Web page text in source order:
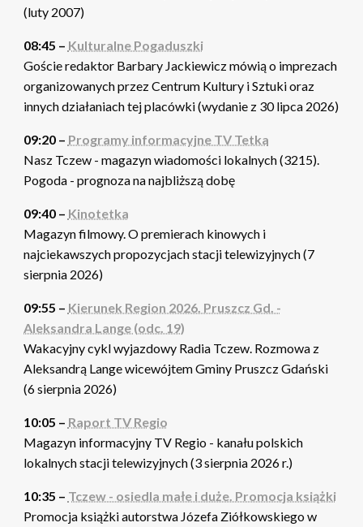
(luty 2007)
08:45 – Kulturalne Pogaduszki
Goście redaktor Barbary Jackiewicz mówią o imprezach
organizowanych przez Centrum Kultury i Sztuki oraz
innych działaniach tej placówki (wydanie z 30 lipca 2026)
09:20 – Programy informacyjne TV Tetka
Nasz Tczew - magazyn wiadomości lokalnych (3215).
Pogoda - prognoza na najbliższą dobę
09:40 – Kinotetka
Magazyn filmowy. O premierach kinowych i
najciekawszych propozycjach stacji telewizyjnych (7
sierpnia 2026)
09:55 – Kierunek Region 2026. Pruszcz Gd. -
Aleksandra Lange (odc. 19)
Wakacyjny cykl wyjazdowy Radia Tczew. Rozmowa z
Aleksandrą Lange wicewójtem Gminy Pruszcz Gdański
(6 sierpnia 2026)
10:05 – Raport TV Regio
Magazyn informacyjny TV Regio - kanału polskich
lokalnych stacji telewizyjnych (3 sierpnia 2026 r.)
10:35 – Tczew - osiedla małe i duże. Promocja książki
Promocja książki autorstwa Józefa Ziółkowskiego w